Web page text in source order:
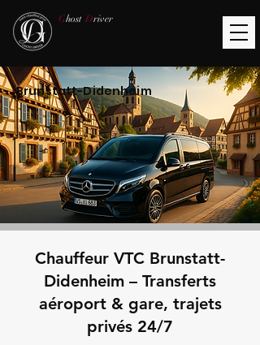
Ghost Driver
Brunstatt-Didenheim
Chauffeur VTC Brunstatt-
Didenheim – Transferts
aéroport & gare, trajets
privés 24/7